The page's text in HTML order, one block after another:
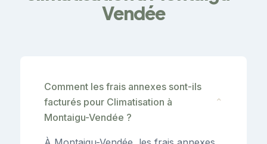
Vendée
Comment les frais annexes sont-ils
facturés pour Climatisation à
Montaigu-Vendée ?
⌄